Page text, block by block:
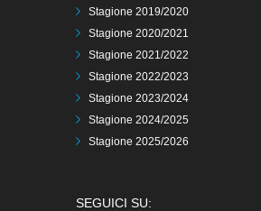
Stagione 2019/2020
Stagione 2020/2021
Stagione 2021/2022
Stagione 2022/2023
Stagione 2023/2024
Stagione 2024/2025
Stagione 2025/2026
SEGUICI SU: